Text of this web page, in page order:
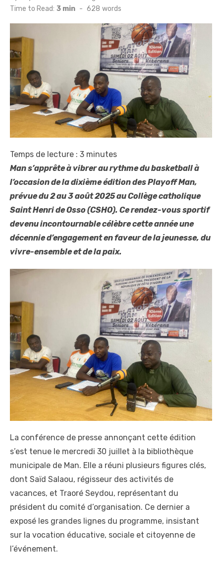
Time to Read: 3 min - 628 words
Temps de lecture : 3 minutes
Man s’apprête à vibrer au rythme du basketball à
l’occasion de la dixième édition des Playoff Man,
prévue du 2 au 3 août 2025 au Collège catholique
Saint Henri de Osso (CSHO). Ce rendez-vous sportif
devenu incontournable célèbre cette année une
décennie d’engagement en faveur de la jeunesse, du
vivre-ensemble et de la paix.
La conférence de presse annonçant cette édition
s’est tenue le mercredi 30 juillet à la bibliothèque
municipale de Man. Elle a réuni plusieurs figures clés,
dont Saïd Salaou, régisseur des activités de
vacances, et Traoré Seydou, représentant du
président du comité d’organisation. Ce dernier a
exposé les grandes lignes du programme, insistant
sur la vocation éducative, sociale et citoyenne de
l’événement.